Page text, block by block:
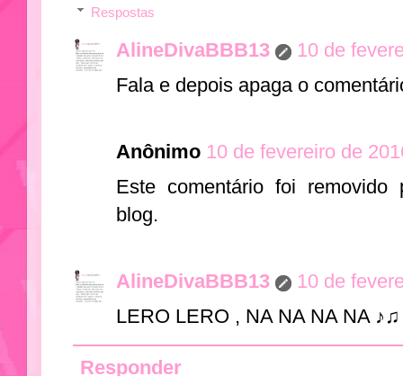
Respostas
AlineDivaBBB13
10 de
Fala e depois apaga o
Anônimo 10 de fevereiro de
Este comentário foi removido
blog.
AlineDivaBBB13
10 de
LERO LERO , NA NA NA NA ♪♫
Responder